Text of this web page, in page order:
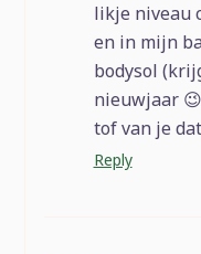
likje niveau
en in mijn
bodysol
nieuwjaar
tof van je
Reply